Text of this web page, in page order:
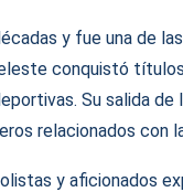
y fue una de
conquistó
Su salida de
relacionados con
y aficionados